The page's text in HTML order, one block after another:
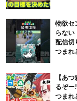
物欲セ
らな
配信切
つまれ
【あ
るぞ
つまれ